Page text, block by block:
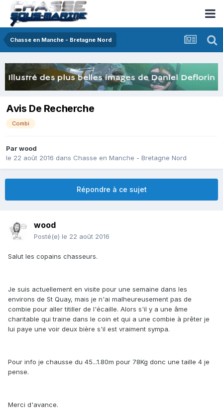
Chasse en Manche - Bretagne Nord
Avis De Recherche
Combi
Parwood
le 22 août 2016 dans Chasse en Manche - Bretagne Nord
Répondre à ce sujet
wood
Posté(e) le 22 août 2016
Salut les copains chasseurs.
Je suis actuellement en visite pour une semaine dans les
environs de St Quay, mais je n'ai malheureusement pas de
combie pour aller titiller de l'écaille. Alors s'il y a une âme
charitable qui traine dans le coin et qui a une combie à prêter je
lui paye une voir deux bière s'il est vraiment sympa.
Pour info je chausse du 45...1.80m pour 78Kg donc une taille 4 je
pense.
Merci d'avance.